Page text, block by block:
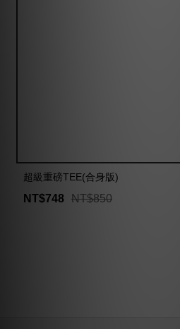
超級重磅TEE(合身版)
NT$748 NT$850